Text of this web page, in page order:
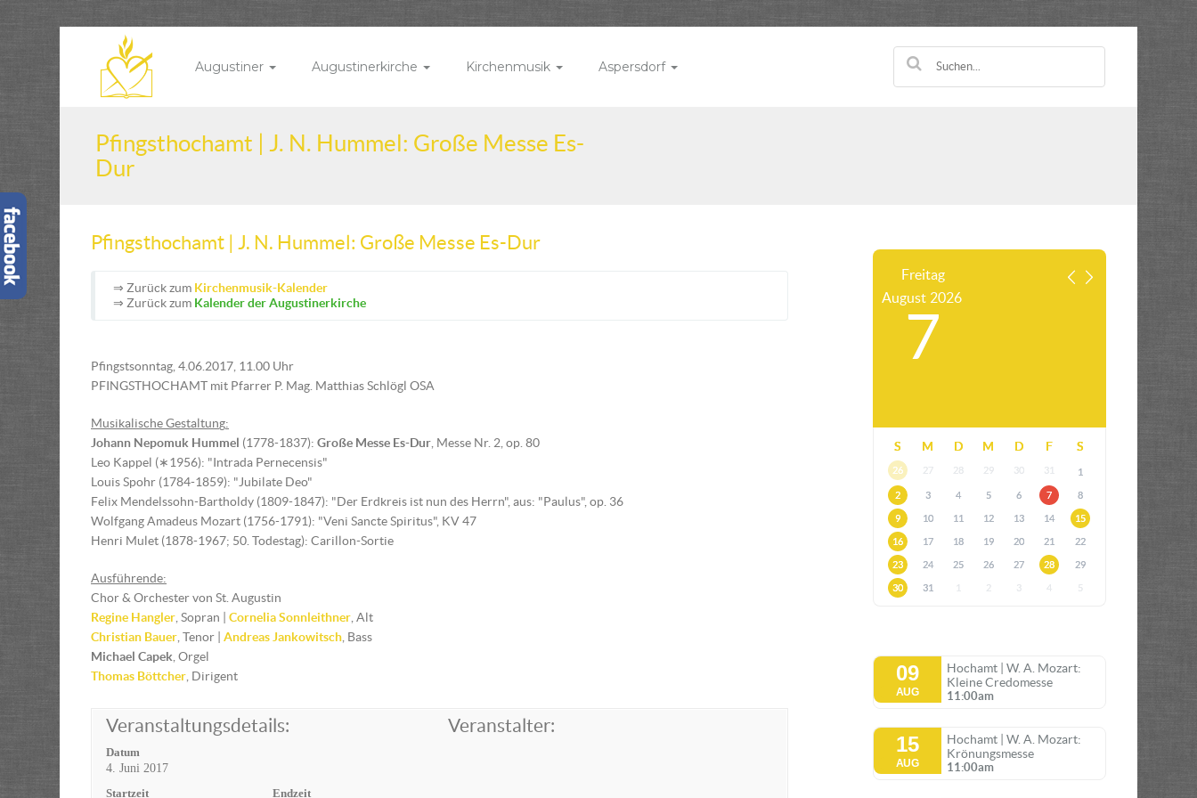
Augustiner Augustinerkirche Kirchenmusik Aspersdorf
Pfingsthochamt | J. N. Hummel: Große Messe Es-
Dur
Pfingsthochamt | J. N. Hummel: Große Messe Es-Dur
⇒ Zurück zum Kirchenmusik-Kalender
⇒ Zurück zum Kalender der Augustinerkirche
Pfingstsonntag, 4.06.2017, 11.00 Uhr
PFINGSTHOCHAMT mit Pfarrer P. Mag. Matthias Schlögl OSA
Musikalische Gestaltung:
Johann Nepomuk Hummel (1778-1837): Große Messe Es-Dur , Messe Nr. 2, op. 80
Leo Kappel (∗1956): "Intrada Pernecensis"
Louis Spohr (1784-1859): "Jubilate Deo"
Felix Mendelssohn-Bartholdy (1809-1847): "Der Erdkreis ist nun des Herrn", aus: "Paulus", op. 36
Wolfgang Amadeus Mozart (1756-1791): "Veni Sancte Spiritus", KV 47
Henri Mulet (1878-1967; 50. Todestag): Carillon-Sortie
Ausführende:
Chor & Orchester von St. Augustin
Regine Hangler , Sopran | Cornelia Sonnleithner , Alt
Christian Bauer , Tenor | Andreas Jankowitsch , Bass
Michael Capek , Orgel
Thomas Böttcher , Dirigent
Veranstaltungsdetails:
Datum
4. Juni 2017
Startzeit Endzeit
Veranstalter:
Freitag
August 2026
7
S M D M D F S
26 27 28 29 30 31 1
2 3 4 5 6 7 8
9 10 11 12 13 14 15
16 17 18 19 20 21 22
23 24 25 26 27 28 29
30 31 1 2 3 4 5
09
AUG
Hochamt | W. A. Mozart:
Kleine Credomesse
11:00am
15
AUG
Hochamt | W. A. Mozart:
Krönungsmesse
11:00am